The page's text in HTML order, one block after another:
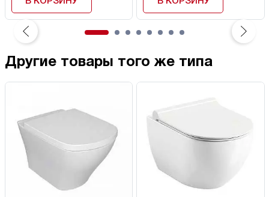
Другие товары того же типа